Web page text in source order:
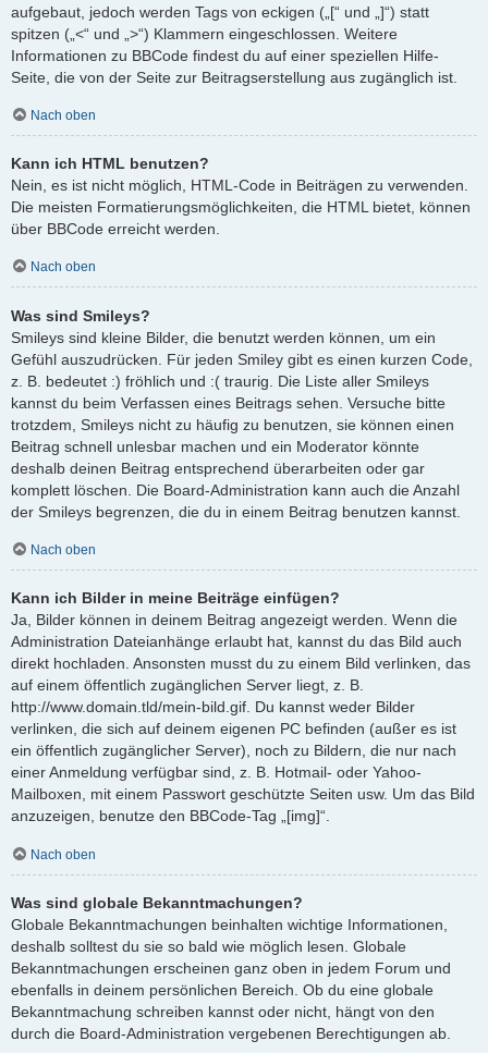
aufgebaut, jedoch werden Tags von eckigen („[“ und „]“) statt
spitzen („<“ und „>“) Klammern eingeschlossen. Weitere
Informationen zu BBCode findest du auf einer speziellen Hilfe-
Seite, die von der Seite zur Beitragserstellung aus zugänglich ist.
Nach oben
Kann ich HTML benutzen?
Nein, es ist nicht möglich, HTML-Code in Beiträgen zu verwenden.
Die meisten Formatierungsmöglichkeiten, die HTML bietet, können
über BBCode erreicht werden.
Nach oben
Was sind Smileys?
Smileys sind kleine Bilder, die benutzt werden können, um ein
Gefühl auszudrücken. Für jeden Smiley gibt es einen kurzen Code,
z. B. bedeutet :) fröhlich und :( traurig. Die Liste aller Smileys
kannst du beim Verfassen eines Beitrags sehen. Versuche bitte
trotzdem, Smileys nicht zu häufig zu benutzen, sie können einen
Beitrag schnell unlesbar machen und ein Moderator könnte
deshalb deinen Beitrag entsprechend überarbeiten oder gar
komplett löschen. Die Board-Administration kann auch die Anzahl
der Smileys begrenzen, die du in einem Beitrag benutzen kannst.
Nach oben
Kann ich Bilder in meine Beiträge einfügen?
Ja, Bilder können in deinem Beitrag angezeigt werden. Wenn die
Administration Dateianhänge erlaubt hat, kannst du das Bild auch
direkt hochladen. Ansonsten musst du zu einem Bild verlinken, das
auf einem öffentlich zugänglichen Server liegt, z. B.
http://www.domain.tld/mein-bild.gif. Du kannst weder Bilder
verlinken, die sich auf deinem eigenen PC befinden (außer es ist
ein öffentlich zugänglicher Server), noch zu Bildern, die nur nach
einer Anmeldung verfügbar sind, z. B. Hotmail- oder Yahoo-
Mailboxen, mit einem Passwort geschützte Seiten usw. Um das Bild
anzuzeigen, benutze den BBCode-Tag „[img]“.
Nach oben
Was sind globale Bekanntmachungen?
Globale Bekanntmachungen beinhalten wichtige Informationen,
deshalb solltest du sie so bald wie möglich lesen. Globale
Bekanntmachungen erscheinen ganz oben in jedem Forum und
ebenfalls in deinem persönlichen Bereich. Ob du eine globale
Bekanntmachung schreiben kannst oder nicht, hängt von den
durch die Board-Administration vergebenen Berechtigungen ab.